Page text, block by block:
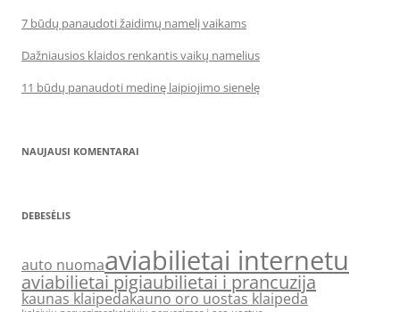
7 būdų panaudoti žaidimų namelį vaikams
Dažniausios klaidos renkantis vaikų namelius
11 būdų panaudoti medinę laipiojimo sienelę
NAUJAUSI KOMENTARAI
DEBESĖLIS
auto nuomaaviabilietai internetu
aviabilietai pigiaubilietai i prancuzija
kaunas klaipedakauno oro uostas klaipeda